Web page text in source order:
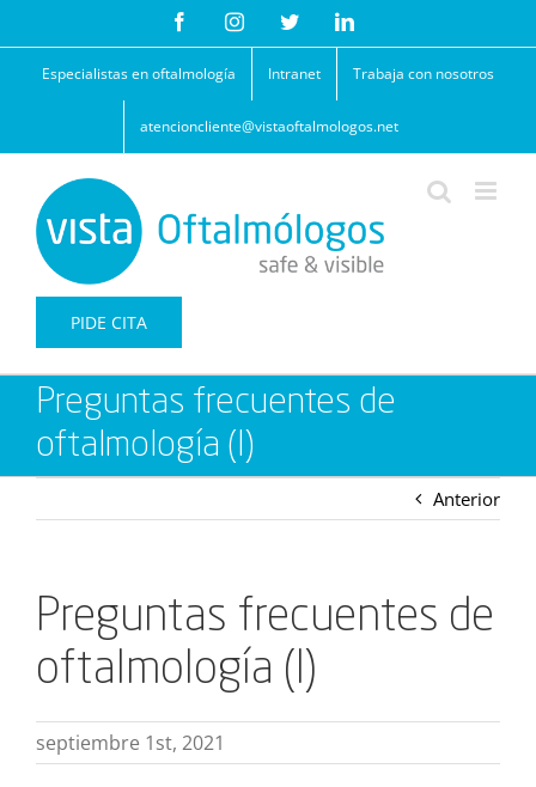
contenido
FacebookInstagramTwitterLinkedIn
Especialistas en oftalmología Intranet Trabaja con nosotros
atencioncliente@vistaoftalmologos.net
PIDE CITA
Preguntas frecuentes de
oftalmología (I)
Anterior
Preguntas frecuentes de
oftalmología (I)
septiembre 1st, 2021